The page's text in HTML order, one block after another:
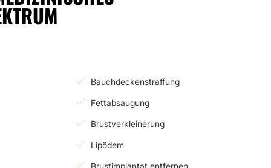
Bauchdeckenstraffung
Fettabsaugung
Brustverkleinerung
Lipödem
Brustimplantat entfernen